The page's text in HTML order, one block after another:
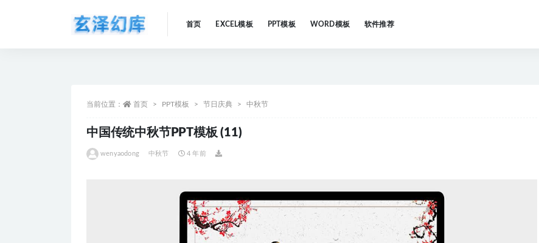
首页 EXCEL模板 PPT模板 WORD模板 软件推荐
当前位置： 首页 PPT模板 节日庆典 中秋节
中国传统中秋节PPT模板 (11)
wenyaodong 中秋节 4 年前